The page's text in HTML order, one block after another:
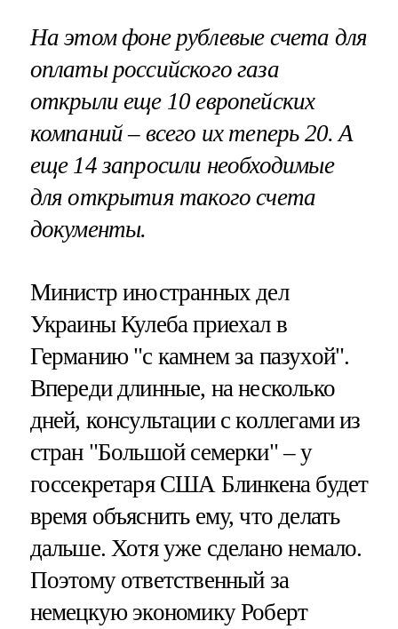
На этом фоне рублевые счета для
оплаты российского газа
открыли еще 10 европейских
компаний – всего их теперь 20. А
еще 14 запросили необходимые
для открытия такого счета
документы.
Министр иностранных дел
Украины Кулеба приехал в
Германию "с камнем за пазухой".
Впереди длинные, на несколько
дней, консультации с коллегами из
стран "Большой семерки" – у
госсекретаря США Блинкена будет
время объяснить ему, что делать
дальше. Хотя уже сделано немало.
Поэтому ответственный за
немецкую экономику Роберт